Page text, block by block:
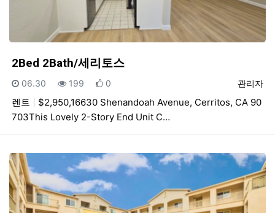
2Bed 2Bath/세리토스
등록자
관리자
등록일
06.30 조회
199 추천
0
렌트
$2,950,16630 Shenandoah Avenue, Cerritos, CA 90
703This Lovely 2-Story End Unit C…